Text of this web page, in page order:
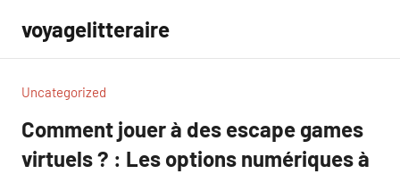
contenu
voyagelitteraire
Uncategorized
Comment jouer à des escape games
virtuels ? : Les options numériques à